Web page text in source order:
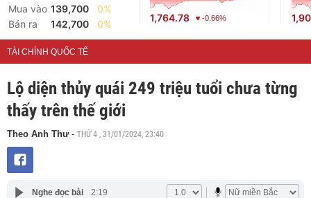
Mua vào 139,700
0%
Bán ra
142,700 0%
1,764.78 -0.66%
TÀI CHÍNH QUỐC TẾ
Lộ diện thủy quái 249 triệu tuổi chưa từng
thấy trên thế giới
Theo Anh Thư- THỨ 4 , 31/01/2024, 23:40
Nghe đọc bài 2:19